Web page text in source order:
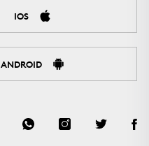
IOS
ANDROID